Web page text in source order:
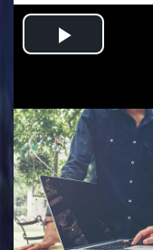
Play